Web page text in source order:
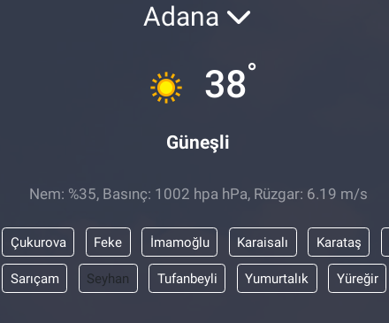
Adana
38°
Güneşli
Nem: %35, Basınç: 1002 hpa hPa, Rüzgar: 6.19 m/s
Çukurova Feke İmamoğlu Karaisalı Karataş
Sarıçam Seyhan Tufanbeyli Yumurtalık Yüreğir